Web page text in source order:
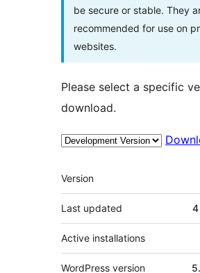
be secure or stable. They
recommended for use on
websites.
Please select a specific
download.
Meta
Version
Last updated 4
Active installations
WordPress version